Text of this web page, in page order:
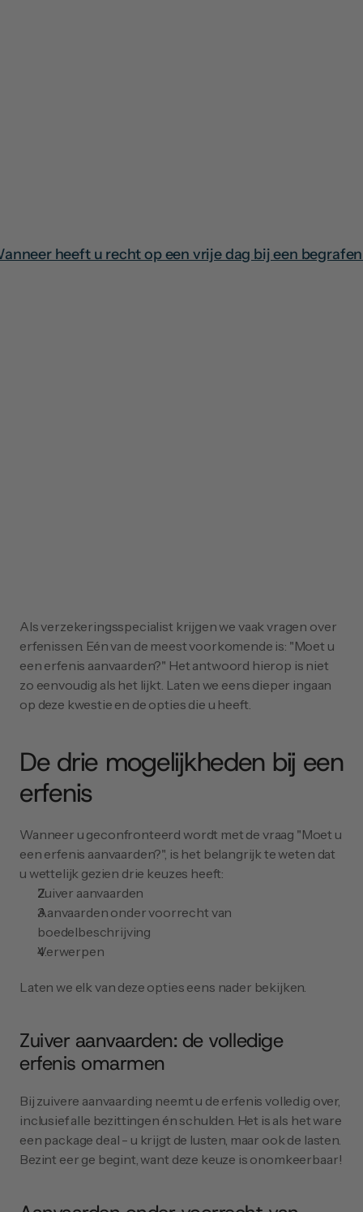
heeft u recht op een vrije dag bij een
Als verzekeringsspecialist krijgen we vaak vragen over
erfenissen. Eén van de meest voorkomende is: "Moet u
een erfenis aanvaarden?" Het antwoord hierop is niet
zo eenvoudig als het lijkt. Laten we eens dieper ingaan
op deze kwestie en de opties die u heeft.
De drie mogelijkheden bij een
erfenis
Wanneer u geconfronteerd wordt met de vraag "Moet u
een erfenis aanvaarden?", is het belangrijk te weten dat
u wettelijk gezien drie keuzes heeft:
Zuiver aanvaarden
Aanvaarden onder voorrecht van
boedelbeschrijving
Verwerpen
Laten we elk van deze opties eens nader bekijken.
Zuiver aanvaarden: de volledige
erfenis omarmen
Bij zuivere aanvaarding neemt u de erfenis volledig over,
inclusief alle bezittingen én schulden. Het is als het ware
een package deal - u krijgt de lusten, maar ook de lasten.
Bezint eer ge begint, want deze keuze is onomkeerbaar!